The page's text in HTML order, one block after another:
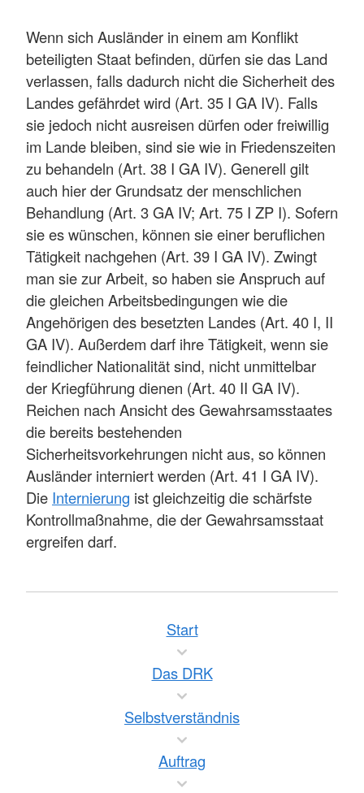
Wenn sich Ausländer in einem am Konflikt
beteiligten Staat befinden, dürfen sie das Land
verlassen, falls dadurch nicht die Sicherheit des
Landes gefährdet wird (Art. 35 I GA IV). Falls
sie jedoch nicht ausreisen dürfen oder freiwillig
im Lande bleiben, sind sie wie in Friedenszeiten
zu behandeln (Art. 38 I GA IV). Generell gilt
auch hier der Grundsatz der menschlichen
Behandlung (Art. 3 GA IV; Art. 75 I ZP I). Sofern
sie es wünschen, können sie einer beruflichen
Tätigkeit nachgehen (Art. 39 I GA IV). Zwingt
man sie zur Arbeit, so haben sie Anspruch auf
die gleichen Arbeitsbedingungen wie die
Angehörigen des besetzten Landes (Art. 40 I, II
GA IV). Außerdem darf ihre Tätigkeit, wenn sie
feindlicher Nationalität sind, nicht unmittelbar
der Kriegführung dienen (Art. 40 II GA IV).
Reichen nach Ansicht des Gewahrsamsstaates
die bereits bestehenden
Sicherheitsvorkehrungen nicht aus, so können
Ausländer interniert werden (Art. 41 I GA IV).
Die Internierung ist gleichzeitig die schärfste
Kontrollmaßnahme, die der Gewahrsamsstaat
ergreifen darf.
Start
Das DRK
Selbstverständnis
Auftrag